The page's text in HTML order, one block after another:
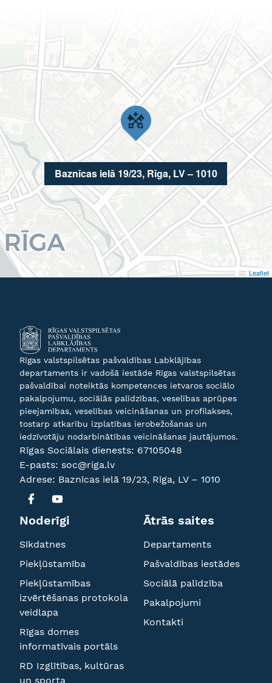
Baznīcas ielā 19/23, Rīga, LV – 1010
Leaflet
Rīgas valstspilsētas pašvaldības Labklājības
departaments ir vadošā iestāde Rīgas valstspilsētas
pašvaldībai noteiktās kompetences ietvaros sociālo
pakalpojumu, sociālās palīdzības, veselības aprūpes
pieejamības, veselības veicināšanas un profilakses,
tostarp atkarību izplatības ierobežošanas un
iedzīvotāju nodarbinātības veicināšanas jautājumos.
Rīgas Sociālais dienests: 67105048
E-pasts: soc@riga.lv
Adrese: Baznīcas ielā 19/23, Rīga, LV – 1010
Noderīgi
Sīkdatnes
Piekļūstamība
Piekļūstamības
izvērtēšanas protokola
veidlapa
Rīgas domes
informatīvais portāls
RD Izglītības, kultūras
un sporta
Ātrās saites
Departaments
Pašvaldības iestādes
Sociālā palīdzība
Pakalpojumi
Kontakti